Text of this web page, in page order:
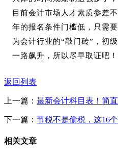
目前会计市场人才素质参差
年的报名条件门槛低，只需
为会计行业的“敲门砖”，初
一路飙升，所以尽早取证吧！
返回列表
上一篇： 最新会计科目表！简
下一篇： 节税不是偷税，这16
相关文章